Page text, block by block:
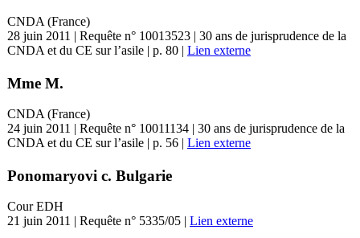
CNDA (France)
28 juin 2011 | Requête n° 10013523 | 30 ans de jurisprudence de la
CNDA et du CE sur l’asile | p. 80 | Lien externe
Mme M.
CNDA (France)
24 juin 2011 | Requête n° 10011134 | 30 ans de jurisprudence de la
CNDA et du CE sur l’asile | p. 56 | Lien externe
Ponomaryovi c. Bulgarie
Cour EDH
21 juin 2011 | Requête n° 5335/05 | Lien externe